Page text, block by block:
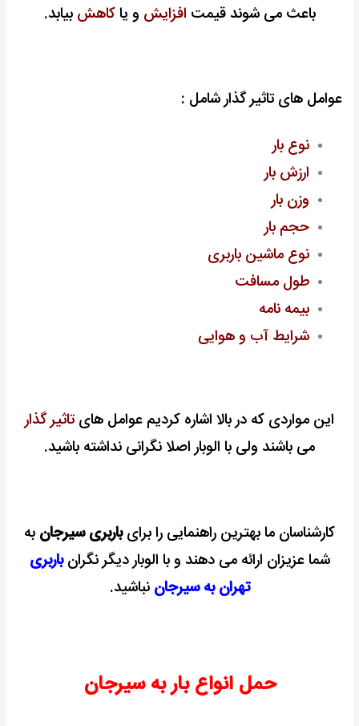
باعث می شوند قیمت افزایش و یاکاهش بیابد.
عوامل های تاثیر گذار شامل :
نوع بار
ارزش بار
وزن بار
حجم بار
نوع ماشین باربری
طول مسافت
بیمه نامه
شرایط آب و هوایی
این مواردی که در بالا اشاره کردیم عوامل هایتاثیر گذار
می باشند ولی با الوبار اصلا نگرانی نداشته باشید.
کارشناسان ما بهترین راهنمایی را برایباربری سیرجان به
شما عزیزان ارائه می دهند و با الوبار دیگر نگرانباربری
تهران به سیرجان نباشید.
حمل انواع بار به سیرجان